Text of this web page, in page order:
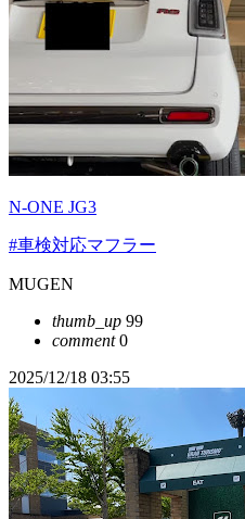
N-ONE JG3
#車検対応マフラー
MUGEN
thumb_up 99
comment0
2025/12/18 03:55